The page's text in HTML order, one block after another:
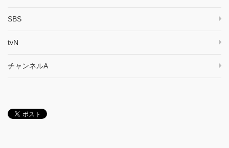
SBS
tvN
チャンネルA